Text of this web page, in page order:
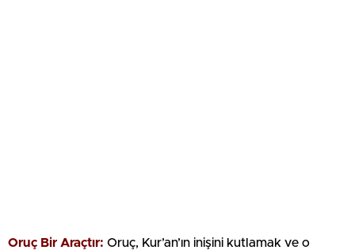
Oruç Bir Araçtır: Oruç, Kur’an’ın inişini kutlamak ve o